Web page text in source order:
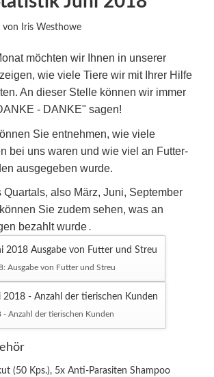
von Iris Westhowe
möchten wir Ihnen in unserer
wie viele Tiere wir mit Ihrer Hilfe
An dieser Stelle können wir immer
- DANKE" sagen!
Sie entnehmen, wie viele
bei uns waren und wie viel an Futter-
ausgegeben wurde.
also März, Juni, September
Sie zudem sehen, was an
bezahlt wurde .
Ausgabe von Futter und Streu
Anzahl der tierischen Kunden
(50 Kps.), 5x Anti-Parasiten Shampoo